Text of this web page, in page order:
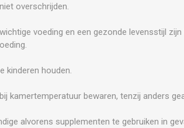
overschrijden.
voeding en een gezonde levensstijl
kinderen houden.
kamertemperatuur bewaren, tenzij anders
alvorens supplementen te gebruiken in